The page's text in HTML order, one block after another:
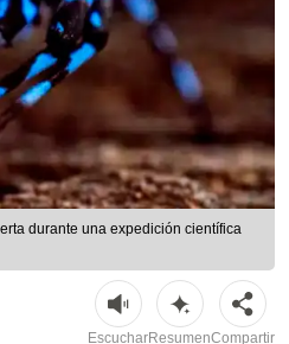
durante una expedición científica
EscucharResumenCompartir